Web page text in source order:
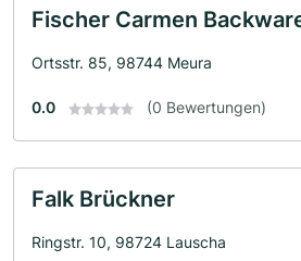
Fischer Carmen
Ortsstr. 85, 98744 Meura
0.0 (0 Bewertungen)
Falk Brückner
Ringstr. 10, 98724 Lauscha